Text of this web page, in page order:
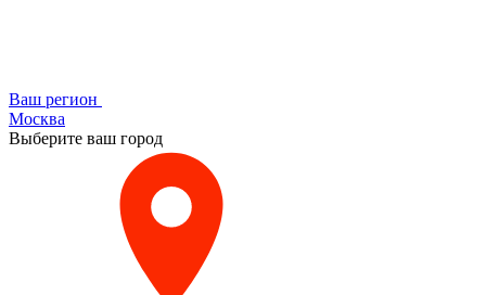
Ваш регион
Москва
Выберите ваш город